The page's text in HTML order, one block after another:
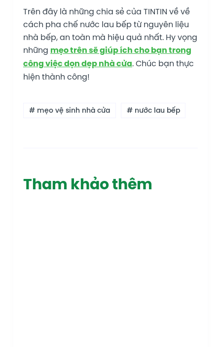
Trên đây là những chia sẻ của TINTIN về về
cách pha chế nước lau bếp từ nguyên liệu
nhà bếp, an toàn mà hiệu quả nhất. Hy vọng
những mẹo trên sẽ giúp ích cho bạn trong
công việc dọn dẹp nhà cửa. Chúc bạn thực
hiện thành công!
# mẹo vệ sinh nhà cửa # nước lau bếp
Tham khảo thêm